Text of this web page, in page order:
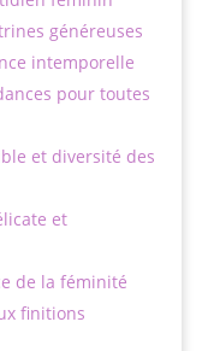
généreuses
intemporelle
pour toutes
et diversité des
et
de la féminité
finitions